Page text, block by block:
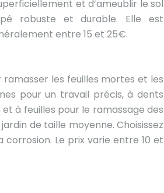
et d’ameublir le sol
robuste et durable. Elle est
entre 15 et 25€.
les feuilles mortes et les
pour un travail précis, à dents
à feuilles pour le ramassage des
de taille moyenne. Choisissez
Le prix varie entre 10 et